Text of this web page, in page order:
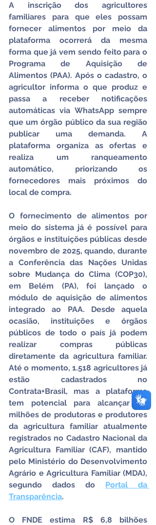
A inscrição dos agricultores
familiares para que eles possam
fornecer alimentos por meio da
plataforma ocorrerá da mesma
forma que já vem sendo feito para o
Programa de Aquisição de
Alimentos (PAA). Após o cadastro, o
agricultor informa o que produz e
passa a receber notificações
automáticas via WhatsApp sempre
que um órgão público da sua região
publicar uma demanda. A
plataforma organiza as ofertas e
realiza um ranqueamento
automático, priorizando os
fornecedores mais próximos do
local de compra.
O fornecimento de alimentos por
meio do sistema já é possível para
órgãos e instituições públicas desde
novembro de 2025, quando, durante
a Conferência das Nações Unidas
sobre Mudança do Clima (COP30),
em Belém (PA), foi lançado o
módulo de aquisição de alimentos
integrado ao PAA. Desde aquela
ocasião, instituições e órgãos
públicos de todo o país já podem
realizar compras públicas
diretamente da agricultura familiar.
Até o momento, 1.518 agricultores já
estão cadastrados no
Contrata+Brasil, mas a plataforma
tem potencial para alcançar 3,9
milhões de produtoras e produtores
da agricultura familiar atualmente
registrados no Cadastro Nacional da
Agricultura Familiar (CAF), mantido
pelo Ministério do Desenvolvimento
Agrário e Agricultura Familiar (MDA),
segundo dados do Portal da
Transparência.
O FNDE estima R$ 6,8 bilhões